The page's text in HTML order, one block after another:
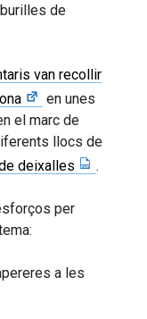
de
van recollir
en unes
el marc de
llocs de
deixalles .
per
a les